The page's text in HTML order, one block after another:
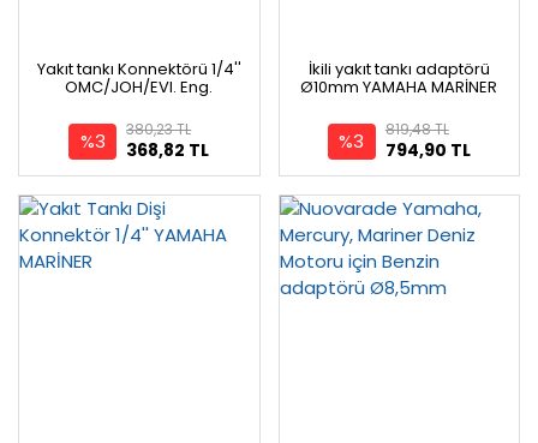
Yakıt tankı Konnektörü 1/4''
OMC/JOH/EVI. Eng.
%3 368,82 TL
380,23 TL
İkili yakıt tankı adaptörü
Ø10mm YAMAHA MARİNER
%3 794,90 TL
819,48 TL